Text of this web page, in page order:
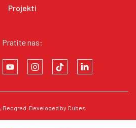
Projekti
Pratite nas:
, Beograd. Developed by Cubes